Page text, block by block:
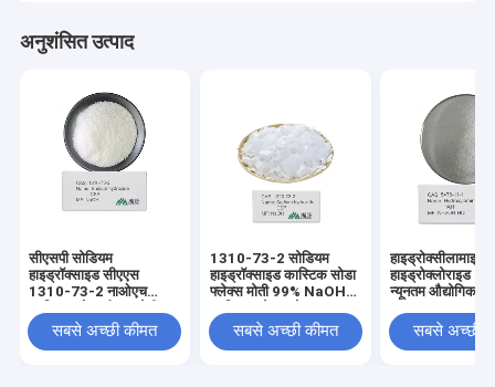
अनुशंसित उत्पाद
सीएसपी सोडियम
हाइड्रॉक्साइड सीएएस
1310-73-2 नाओएच
सबसे अच्छी कीमत
1310-73-2 सोडियम
हाइड्रॉक्साइड कास्टिक सोडा
फ्लेक्स मोती 99% NaOH
सबसे अच्छी कीमत
हाइड्रोक्सीलामाइन
हाइड्रोक्लोराइड
न्यूनतम औद्योगिक
सबसे अच्छी